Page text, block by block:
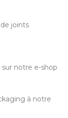
joints
notre e-shop
à notre